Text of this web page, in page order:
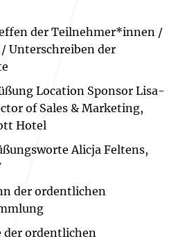
der Teilnehmer*innen /
Unterschreiben der
Location Sponsor Lisa-
of Sales & Marketing,
Hotel
Alicja Feltens,
der ordentlichen
der ordentlichen